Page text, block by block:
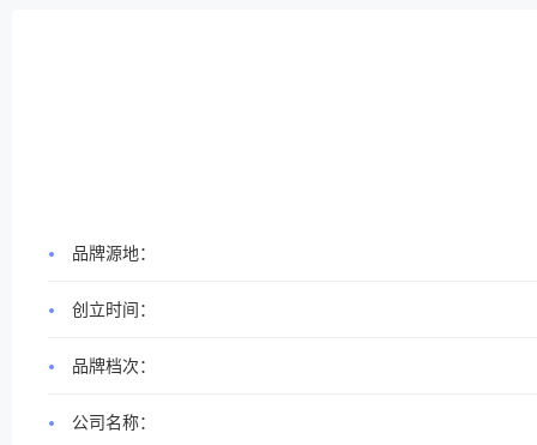
品牌源地：
创立时间：
品牌档次：
公司名称：